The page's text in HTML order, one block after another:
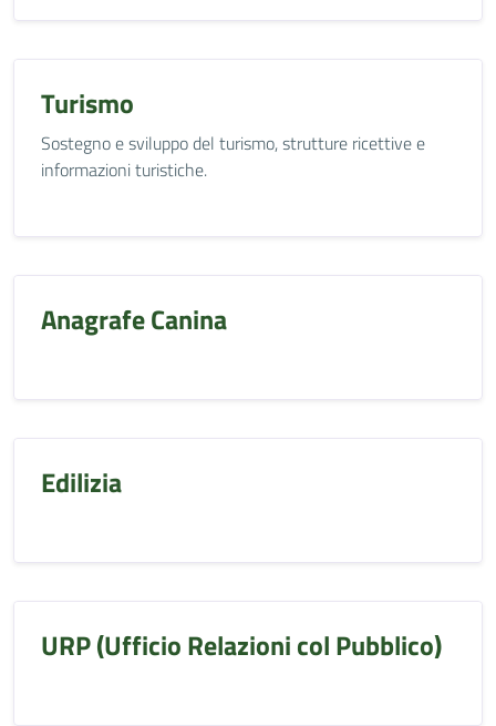
Turismo
Sostegno e sviluppo del turismo, strutture ricettive e
informazioni turistiche.
Anagrafe Canina
Edilizia
URP (Ufficio Relazioni col Pubblico)